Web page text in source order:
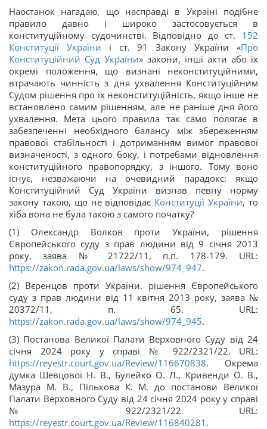
Наостанок нагадаю, що насправді в Україні подібне
правило давно і широко застосовується в
конституційному судочинстві. Відповідно до ст. 152
Конституції України і ст. 91 Закону України «Про
Конституційний Суд України» закони, інші акти або їх
окремі положення, що визнані неконституційними,
втрачають чинність з дня ухвалення Конституційним
Судом рішення про їх неконституційність, якщо інше не
встановлено самим рішенням, але не раніше дня його
ухвалення. Мета цього правила так само полягає в
забезпеченні необхідного балансу між збереженням
правової стабільності і дотриманням вимог правової
визначеності, з одного боку, і потребами відновлення
конституційного правопорядку, з іншого. Тому воно
існує, незважаючи на очевидний парадокс: якщо
Конституційний Суд України визнав певну норму
закону такою, що не відповідає Конституції України, то
хіба вона не була такою з самого початку?
(1) Олександр Волков проти України, рішення
Європейського суду з прав людини від 9 січня 2013
року, заява № 21722/11, п.п. 178-179. URL:
https://zakon.rada.gov.ua/laws/show/974_947.
(2) Вєренцов проти України, рішення Європейського
суду з прав людини від 11 квітня 2013 року, заява №
20372/11, п. 65. URL:
https://zakon.rada.gov.ua/laws/show/974_945.
(3) Постанова Великої Палати Верховного Суду від 24
січня 2024 року у справі № 922/2321/22. URL:
https://reyestr.court.gov.ua/Review/116670838. Окрема
думка Шевцової Н. В., Булейко О. Л., Кривенди О. В.,
Мазура М. В., Пількова К. М. до постанови Великої
Палати Верховного Суду від 24 січня 2024 року у справі
№ 922/2321/22. URL:
https://reyestr.court.gov.ua/Review/116840281 .